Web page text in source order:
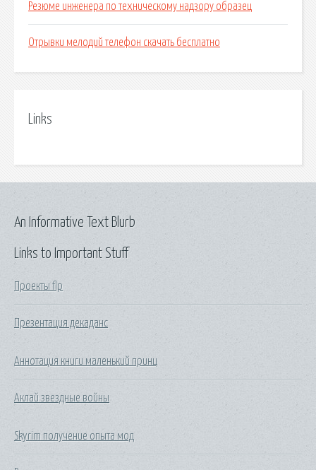
Резюме инженера по техническому надзору образец
Отрывки мелодий телефон скачать бесплатно
Links
Links to Important Stuff
Проекты flp
Презентация декаданс
Аннотация книги маленький принц
Аклай звездные войны
Skyrim получение опыта мод
An Informative Text Blurb